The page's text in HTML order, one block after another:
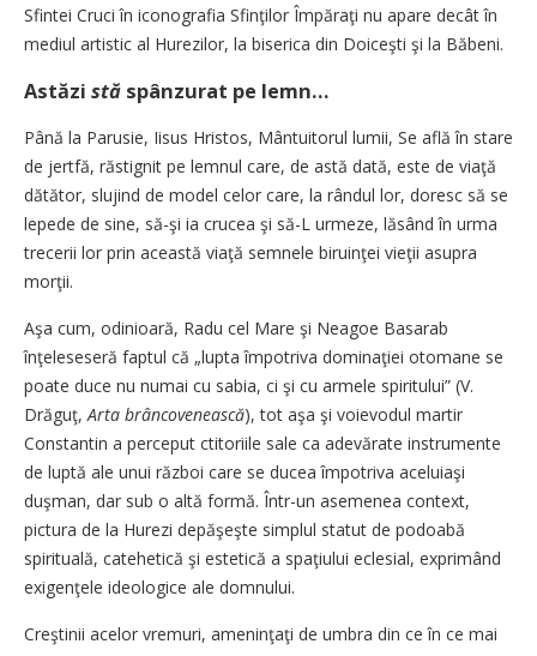
Sfintei Cruci în iconografia Sfinţilor Împăraţi nu apare decât în
mediul artistic al Hurezilor, la biserica din Doiceşti şi la Băbeni.
Astăzi stă spânzurat pe lemn…
Până la Parusie, Iisus Hristos, Mântuitorul lumii, Se află în stare
de jertfă, răstignit pe lemnul care, de astă dată, este de viaţă
dătător, slujind de model celor care, la rândul lor, doresc să se
lepede de sine, să-şi ia crucea şi să-L urmeze, lăsând în urma
trecerii lor prin această viaţă semnele biruinţei vieţii asupra
morţii.
Aşa cum, odinioară, Radu cel Mare şi Neagoe Basarab
înţeleseseră faptul că „lupta împotriva dominaţiei otomane se
poate duce nu numai cu sabia, ci şi cu armele spiritului” (V.
Drăguţ,Arta brâncovenească), tot aşa şi voievodul martir
Constantin a perceput ctitoriile sale ca adevărate instrumente
de luptă ale unui război care se ducea împotriva aceluiaşi
duşman, dar sub o altă formă. Într-un asemenea context,
pictura de la Hurezi depăşeşte simplul statut de podoabă
spirituală, catehetică şi estetică a spaţiului eclesial, exprimând
exigenţele ideologice ale domnului.
Creştinii acelor vremuri, ameninţaţi de umbra din ce în ce mai